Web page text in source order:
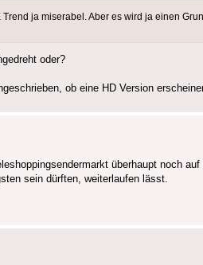
ja miserabel. Aber es wird ja einen
oder?
ob eine HD Version
überhaupt noch
sein dürften, weiterlaufen lässt.